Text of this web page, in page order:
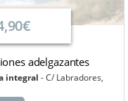
adelgazantes
integral
C/ Labradores,